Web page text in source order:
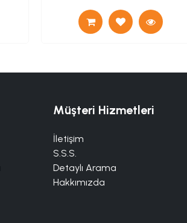
Müşteri Hizmetleri
İletişim
S.S.S.
Detaylı Arama
Hakkımızda